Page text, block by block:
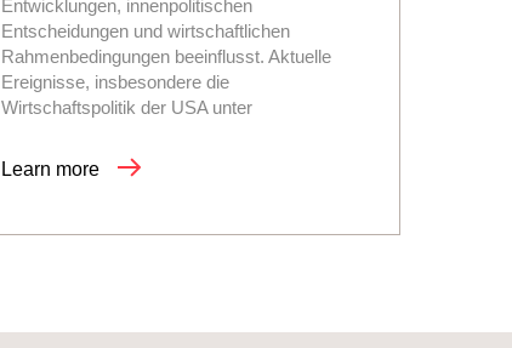
Entwicklungen, innenpolitischen
Entscheidungen und wirtschaftlichen
Rahmenbedingungen beeinflusst. Aktuelle
Ereignisse, insbesondere die
Wirtschaftspolitik der USA unter
Learn more